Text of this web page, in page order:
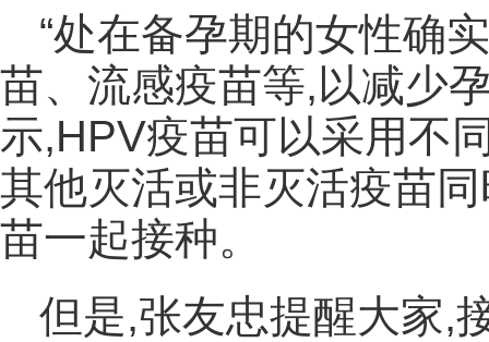
“处在备孕期的女性确
苗、流感疫苗等,以减少
示,HPV疫苗可以采用不
其他灭活或非灭活疫苗
苗一起接种。
但是,张友忠提醒大家,